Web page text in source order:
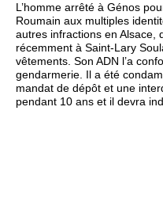
L’homme arrêté à Génos
Roumain aux multiples
autres infractions en Alsace,
récemment à Saint-Lary
vêtements. Son ADN l’a
gendarmerie. Il a été
mandat de dépôt et une
pendant 10 ans et il devra